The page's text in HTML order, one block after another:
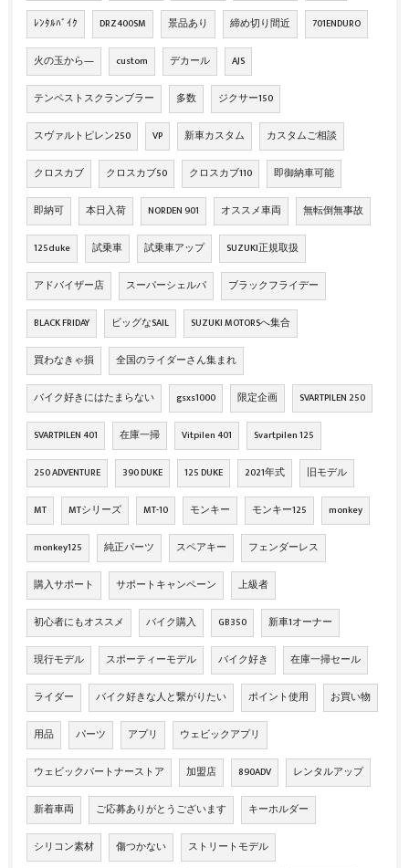
ﾚﾝﾀﾙﾊﾞｲｸ DRZ400SM 景品あり 締め切り間近 701ENDURO
火の玉から― custom デカール AJS
テンペストスクランブラー 多数 ジクサー150
スヴァルトピレン250 VP 新車カスタム カスタムご相談
クロスカブ クロスカブ50 クロスカブ110 即御納車可能
即納可 本日入荷 NORDEN 901 オススメ車両 無転倒無事故
125duke 試乗車 試乗車アップ SUZUKI正規取扱
アドバイザー店 スーパーシェルパ ブラックフライデー
BLACK FRIDAY ビッグなSAIL SUZUKI MOTORSへ集合
買わなきゃ損 全国のライダーさん集まれ
バイク好きにはたまらない gsxs1000 限定企画 SVARTPILEN 250
SVARTPILEN 401 在庫一掃 Vitpilen 401 Svartpilen 125
250 ADVENTURE 390 DUKE 125 DUKE 2021年式 旧モデル
MT MTシリーズ MT-10 モンキー モンキー125 monkey
monkey125 純正パーツ スペアキー フェンダーレス
購入サポート サポートキャンペーン 上級者
初心者にもオススメ バイク購入 GB350 新車1オーナー
現行モデル スポーティーモデル バイク好き 在庫一掃セール
ライダー バイク好きな人と繋がりたい ポイント使用 お買い物
用品 パーツ アプリ ウェビックアプリ
ウェビックパートナーストア 加盟店 890ADV レンタルアップ
新着車両 ご応募ありがとうございます キーホルダー
シリコン素材 傷つかない ストリートモデル